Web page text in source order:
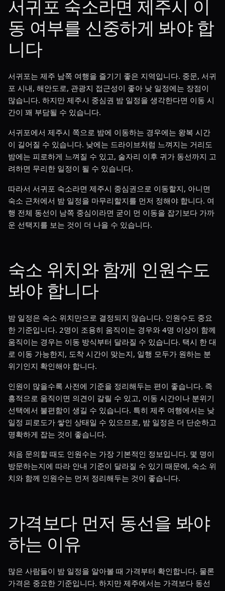
서귀포 숙소라면 제주시 이
동 여부를 신중하게 봐야 합
니다
서귀포는 제주 남쪽 여행을 즐기기 좋은 지역입니다. 중문, 서귀
포 시내, 해안도로, 관광지 접근성이 좋아 낮 일정에는 장점이
많습니다. 하지만 제주시 중심권 밤 일정을 생각한다면 이동 시
간이 꽤 부담될 수 있습니다.
서귀포에서 제주시 쪽으로 밤에 이동하는 경우에는 왕복 시간
이 길어질 수 있습니다. 낮에는 드라이브처럼 느껴지는 거리도
밤에는 피로하게 느껴질 수 있고, 술자리 이후 귀가 동선까지 고
려하면 무리한 일정이 될 수 있습니다.
따라서 서귀포 숙소라면 제주시 중심권으로 이동할지, 아니면
숙소 근처에서 밤 일정을 마무리할지를 먼저 정해야 합니다. 여
행 전체 동선이 남쪽 중심이라면 굳이 먼 이동을 잡기보다 가까
운 선택지를 보는 것이 더 나을 수 있습니다.
숙소 위치와 함께 인원수도
봐야 합니다
밤 일정은 숙소 위치만으로 결정되지 않습니다. 인원수도 중요
한 기준입니다. 2명이 조용히 움직이는 경우와 4명 이상이 함께
움직이는 경우는 이동 방식부터 달라질 수 있습니다. 택시 한 대
로 이동 가능한지, 도착 시간이 맞는지, 일행 모두가 원하는 분
위기인지 확인해야 합니다.
인원이 많을수록 사전에 기준을 정리해두는 편이 좋습니다. 즉
흥적으로 움직이면 의견이 갈릴 수 있고, 이동 시간이나 분위기
선택에서 불편함이 생길 수 있습니다. 특히 제주 여행에서는 낮
일정 피로도가 쌓인 상태일 수 있으므로, 밤 일정은 더 단순하고
명확하게 잡는 것이 좋습니다.
처음 문의할 때도 인원수는 가장 기본적인 정보입니다. 몇 명이
방문하는지에 따라 안내 기준이 달라질 수 있기 때문에, 숙소 위
치와 함께 인원수는 먼저 정리해두는 것이 좋습니다.
가격보다 먼저 동선을 봐야
하는 이유
많은 사람들이 밤 일정을 알아볼 때 가격부터 확인합니다. 물론
가격은 중요한 기준입니다. 하지만 제주에서는 가격보다 동선